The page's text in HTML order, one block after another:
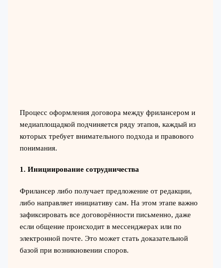
Процесс оформления договора между фрилансером и
медиаплощадкой подчиняется ряду этапов, каждый из
которых требует внимательного подхода и правового
понимания.
1. Инициирование сотрудничества
Фрилансер либо получает предложение от редакции,
либо направляет инициативу сам. На этом этапе важно
зафиксировать все договорённости письменно, даже
если общение происходит в мессенджерах или по
электронной почте. Это может стать доказательной
базой при возникновении споров.